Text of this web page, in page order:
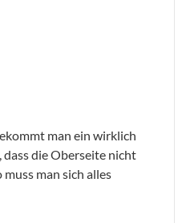
man ein wirklich
dass die Oberseite nicht
man sich alles